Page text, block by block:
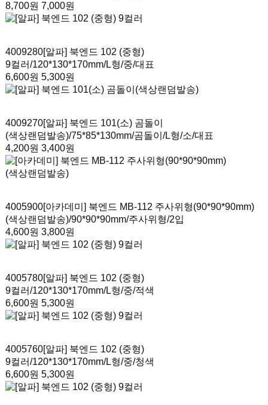
8,700원 7,000원
4009280[알파] 북엔드 102 (중형)
9컬러/120*130*170mm/L형/중/대표
6,600원 5,300원
4009270[알파] 북엔드 101(소) 곰돌이
(색상랜덤발송)/75*85*130mm/곰돌이/L형/소/대표
4,200원 3,400원
4005900[아카데미] 북엔드 MB-112 주사위형(90*90*90mm)
(색상랜덤발송)/90*90*90mm/주사위형/2입
4,600원 3,800원
4005780[알파] 북엔드 102 (중형)
9컬러/120*130*170mm/L형/중/적색
6,600원 5,300원
4005760[알파] 북엔드 102 (중형)
9컬러/120*130*170mm/L형/중/청색
6,600원 5,300원